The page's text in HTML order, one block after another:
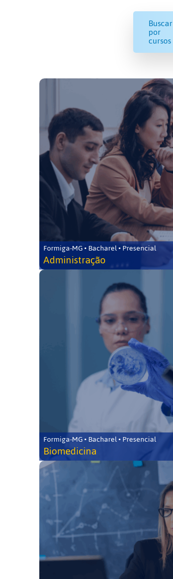
Buscar
por
cursos
Formiga-MG • Bacharel • Presencial
Administração
Formiga-MG • Bacharel • Presencial
Biomedicina